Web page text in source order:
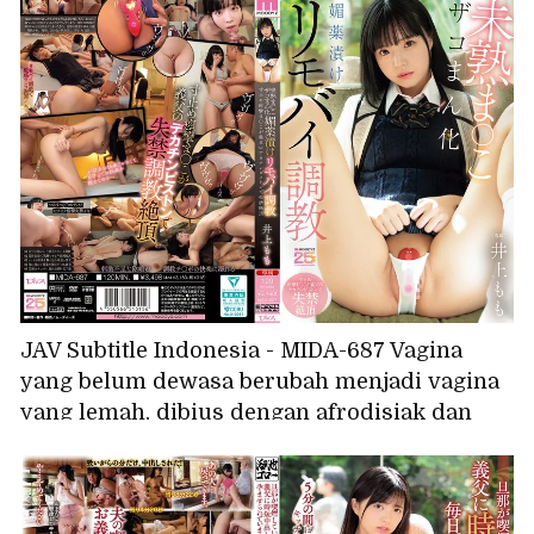
JAV Subtitle Indonesia - MIDA-687 Vagina
yang belum dewasa berubah menjadi vagina
yang lemah, dibius dengan afrodisiak dan
vaginanya berkedut karena hampir celaka,
mencapai orgasme tak terkendali karena